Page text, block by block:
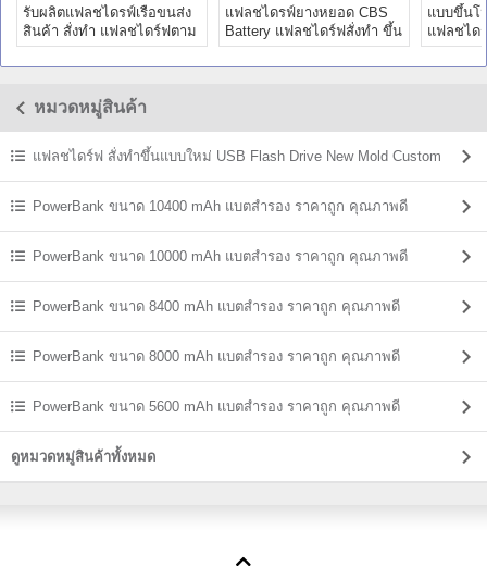
รับผลิตแฟลชไดรฟ์เรือขนส่ง
สินค้า สั่งทำ แฟลชไดร์ฟตาม
แบบ รับทำตามสั่ง
แฟลชไดรฟ์ยางหยอด CBS
Battery แฟลชไดร์ฟสั่งทำ ขึ้น
แบบใหม่ ราคาส่ง
แบบขึ้นโ
แฟลชได
สามมิติ
Drive
หมวดหมู่สินค้า
แฟลชไดร์ฟ สั่งทำขึ้นแบบใหม่ USB Flash Drive New Mold Custom
ShapedPowerBank ขนาด 10400 mAh แบตสํารอง ราคาถูก คุณภาพดี
PowerBank ขนาด 10000 mAh แบตสํารอง ราคาถูก คุณภาพดี
PowerBank ขนาด 8400 mAh แบตสํารอง ราคาถูก คุณภาพดี
PowerBank ขนาด 8000 mAh แบตสํารอง ราคาถูก คุณภาพดี
PowerBank ขนาด 5600 mAh แบตสํารอง ราคาถูก คุณภาพดี
ดูหมวดหมู่สินค้าทั้งหมด